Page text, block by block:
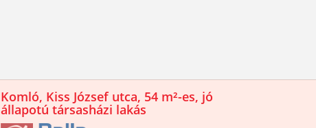
Komló, Kiss József utca, 54 m²-es, jó
állapotú társasházi lakás